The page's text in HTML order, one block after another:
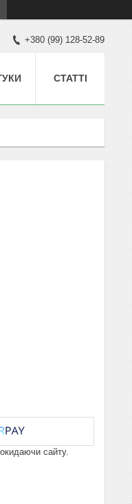
+380 (99) 128-52-89
СТАТТІ
сайту.